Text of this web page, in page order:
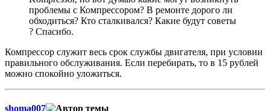
проблемы с Компрессором? В ремонте дорого ли
обходиться? Кто сталкивался? Какие будут советы
? Спасибо.
Компрессор служит весь срок службы двигателя, при условии
правильного обслуживания. Если перебирать, то в 15 рублей
можно спокойно уложиться.
shoma007